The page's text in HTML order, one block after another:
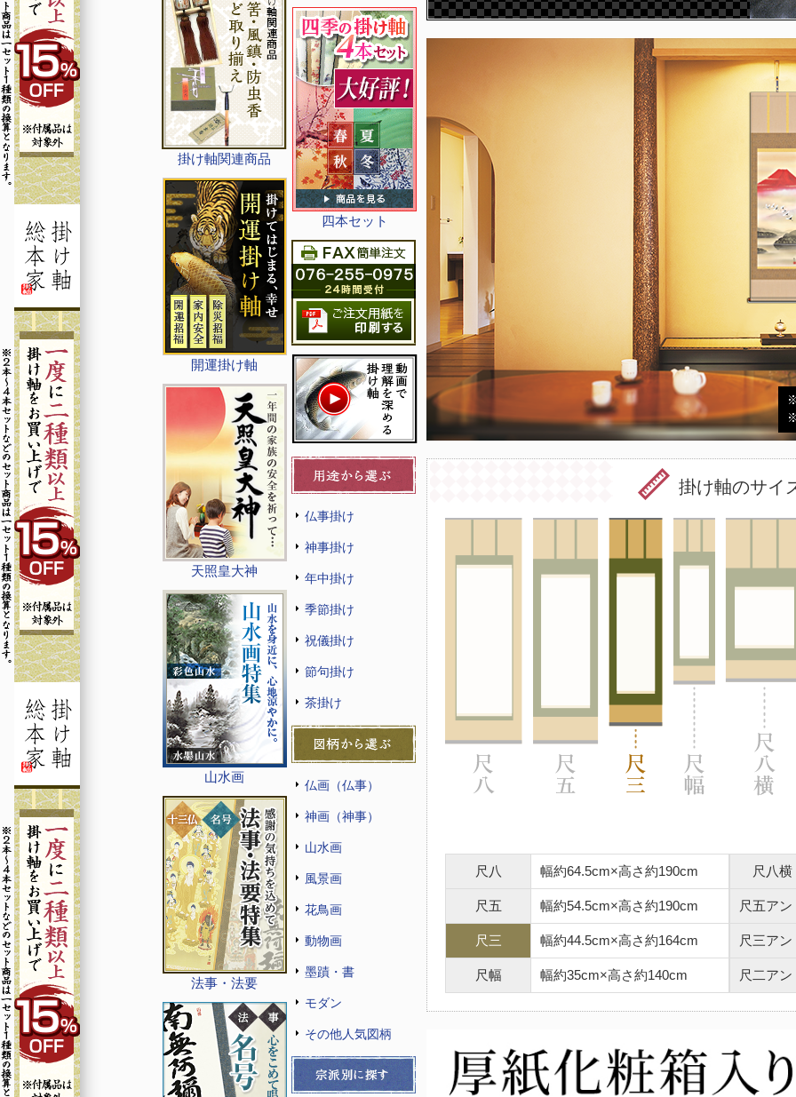
掛け軸関連商品
開運掛け軸
天照皇大神
山水画
法事・法要
四本セット
仏事掛け
神事掛け
年中掛け
季節掛け
祝儀掛け
節句掛け
茶掛け
仏画（仏事）
神画（神事）
山水画
風景画
花鳥画
動物画
墨蹟・書
モダン
その他人気図柄
掛け軸のサイ
尺八 幅約64.5cm×高さ約190cm
尺五 幅約54.5cm×高さ約190cm
尺三 幅約44.5cm×高さ約164cm
尺幅 幅約35cm×高さ約140cm
尺八横
尺五アン
尺三アン
尺二アン